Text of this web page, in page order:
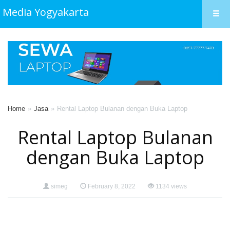
Media Yogyakarta
Home Jasa Rental Laptop Bulanan dengan Buka Laptop
Rental Laptop Bulanan
dengan Buka Laptop
simeg February 8, 2022 1134 views